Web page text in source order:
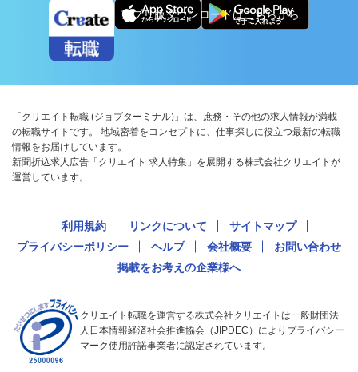
アプリ版ダウンロードはこちらから
「クリエイト転職 (ジョブターミナル)」は、庶務・その他の求人情報が満載
の転職サイトです。 地域密着をコンセプトに、仕事探しに役立つ最新の転職
情報をお届けしています。
新聞折込求人広告「クリエイト 求人特集」を展開する株式会社クリエイトが
運営しています。
利用規約 リンクについて
サイトマップ
プライバシーポリシー
ヘルプ 会社概要
お問い合わせ
掲載をお考えの企業様へ
クリエイト転職を運営する株式会社クリエイトは一般財団法
人日本情報経済社会推進協会（JIPDEC）によりプライバシー
マーク使用許諾事業者に認定されています。